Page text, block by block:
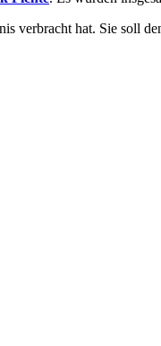
verbracht hat. Sie soll